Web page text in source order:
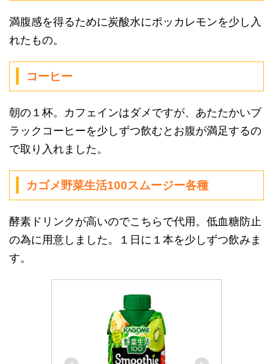
満腹感を得るために炭酸水にポッカレモンを少し入
れたもの。
コーヒー
朝の１杯。カフェインはダメですが、あたたかいブ
ラックコーヒーを少しずつ飲むとお腹が満足するの
で取り入れました。
カゴメ野菜生活100スムージー各種
酵素ドリンクが高いのでこちらで代用。低血糖防止
の為に用意しました。１日に１本を少しずつ飲みま
す。